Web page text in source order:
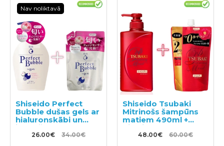
Nav noliktavā
Shiseido Perfect
Bubble dušas gels ar
hialuronskābi un
ilgstošu
dezodorējošu efektu
26.00€ 34.00€
Shiseido Tsubaki
Mitrinošs šampūns
matiem 490ml +
pildviela 660ml
48.00€ 60.00€